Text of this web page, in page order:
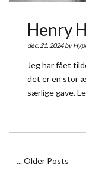
Henry
dec. 21, 2024 by
Jeg har fået
det er en stor
særlige gave.
... Older Posts